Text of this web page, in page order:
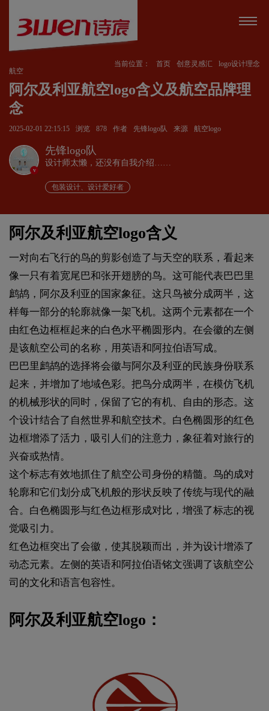
当前位置： 首页 创意灵感汇
logo设计理念
航空
阿尔及利亚航空logo含义及航空品牌理
念
2025-02-01 22:15:15 浏览 878 作者 先锋logo队 来源 航空logo
v
先锋logo队
设计师太懒，还没有自我介绍……
包装设计、设计爱好者
阿尔及利亚航空logo含义
一对向右飞行的鸟的剪影创造了与天空的联系，看起来
像一只有着宽尾巴和张开翅膀的鸟。这可能代表巴巴里
鹧鸪，阿尔及利亚的国家象征。这只鸟被分成两半，这
样每一部分的轮廓就像一架飞机。这两个元素都在一个
由红色边框框起来的白色水平椭圆形内。在会徽的左侧
是该航空公司的名称，用英语和阿拉伯语写成。
巴巴里鹧鸪的选择将会徽与阿尔及利亚的民族身份联系
起来，并增加了地域色彩。把鸟分成两半，在模仿飞机
的机械形状的同时，保留了它的有机、自由的形态。这
个设计结合了自然世界和航空技术。白色椭圆形的红色
边框增添了活力，吸引人们的注意力，象征着对旅行的
兴奋或热情。
这个标志有效地抓住了航空公司身份的精髓。鸟的成对
轮廓和它们划分成飞机般的形状反映了传统与现代的融
合。白色椭圆形与红色边框形成对比，增强了标志的视
觉吸引力。
红色边框突出了会徽，使其脱颖而出，并为设计增添了
动态元素。左侧的英语和阿拉伯语铭文强调了该航空公
司的文化和语言包容性。
阿尔及利亚航空logo：